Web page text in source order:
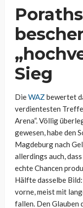
Sieg
DieWAZ bewertet
verdientesten
Arena“. Völlig
gewesen, habe den
Magdeburg nach
allerdings auch,
echte Chancen
Hälfte dasselbe
vorne, meist mit
fallen. Den Glauben